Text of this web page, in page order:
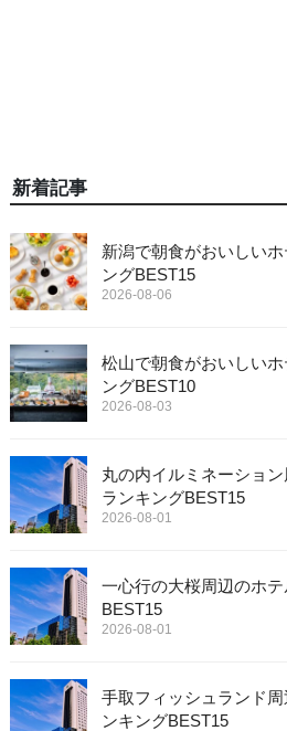
新着記事
新潟で朝食がおいしい
ングBEST15
2026-08-06
松山で朝食がおいしい
ングBEST10
2026-08-03
丸の内イルミネーショ
ランキングBEST15
2026-08-01
一心行の大桜周辺のホ
BEST15
2026-08-01
手取フィッシュランド
ンキングBEST15